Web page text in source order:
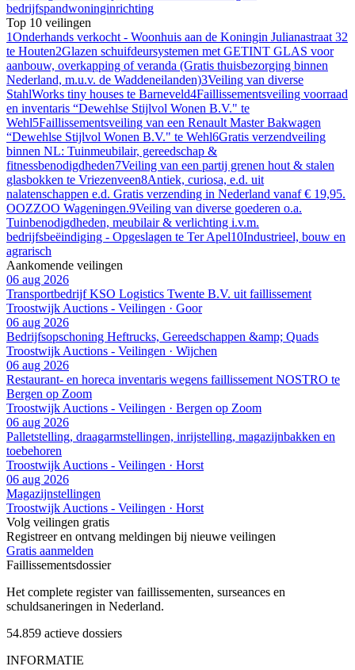
bedrijfspandwoninginrichting
Top 10 veilingen
1Onderhands verkocht - Woonhuis aan de Koningin Julianastraat 32
te Houten2Glazen schuifdeursystemen met GETINT GLAS voor
aanbouw, overkapping of veranda (Gratis thuisbezorging binnen
Nederland, m.u.v. de Waddeneilanden)3Veiling van diverse
StahlWorks tiny houses te Barneveld4Faillissementsveiling voorraad
en inventaris “Dewehlse Stijlvol Wonen B.V." te
Wehl5Faillissementsveiling van een Renault Master Bakwagen
“Dewehlse Stijlvol Wonen B.V." te Wehl6Gratis verzendveiling
binnen NL: Tuinmeubilair, gereedschap &
fitnessbenodigdheden7Veiling van een partij grenen hout & stalen
glasbokken te Vriezenveen8Antiek, curiosa, e.d. uit
nalatenschappen e.d. Gratis verzending in Nederland vanaf € 19,95.
OOZZOO Wageningen.9Veiling van diverse goederen o.a.
Tuinbenodigdheden, meubilair & verlichting i.v.m.
bedrijfsbeëindiging - Opgeslagen te Ter Apel10Industrieel, bouw en
agrarisch
Aankomende veilingen
06 aug 2026
Transportbedrijf KSO Logistics Twente B.V. uit faillissement
Troostwijk Auctions - Veilingen · Goor
06 aug 2026
Bedrijfsopschoning Heftrucks, Gereedschappen &amp; Quads
Troostwijk Auctions - Veilingen · Wijchen
06 aug 2026
Restaurant- en horeca inventaris wegens faillissement NOSTRO te
Bergen op Zoom
Troostwijk Auctions - Veilingen · Bergen op Zoom
06 aug 2026
Palletstelling, draagarmstellingen, inrijstelling, magazijnbakken en
toebehoren
Troostwijk Auctions - Veilingen · Horst
06 aug 2026
Magazijnstellingen
Troostwijk Auctions - Veilingen · Horst
Volg veilingen gratis
Registreer en ontvang meldingen bij nieuwe veilingen
Gratis aanmelden
Faillissementsdossier
Het complete register van faillissementen, surseances en
schuldsaneringen in Nederland.
54.859 actieve dossiers
INFORMATIE